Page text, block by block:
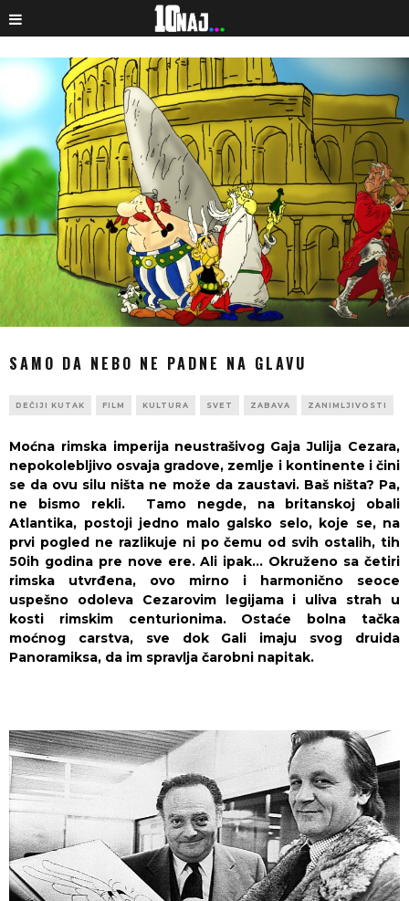
SAMO DA NEBO NE PADNE NA GLAVU
DEČIJI KUTAK FILM KULTURA SVET ZABAVA ZANIMLJIVOSTI
Moćna rimska imperija neustrašivog Gaja Julija Cezara,
nepokolebljivo osvaja gradove, zemlje i kontinente i čini
se da ovu silu ništa ne može da zaustavi. Baš ništa? Pa,
ne bismo rekli. Tamo negde, na britanskoj obali
Atlantika, postoji jedno malo galsko selo, koje se, na
prvi pogled ne razlikuje ni po čemu od svih ostalih, tih
50ih godina pre nove ere. Ali ipak… Okruženo sa četiri
rimska utvrđena, ovo mirno i harmonično seoce
uspešno odoleva Cezarovim legijama i uliva strah u
kosti rimskim centurionima. Ostaće bolna tačka
moćnog carstva, sve dok Gali imaju svog druida
Panoramiksa, da im spravlja čarobni napitak.